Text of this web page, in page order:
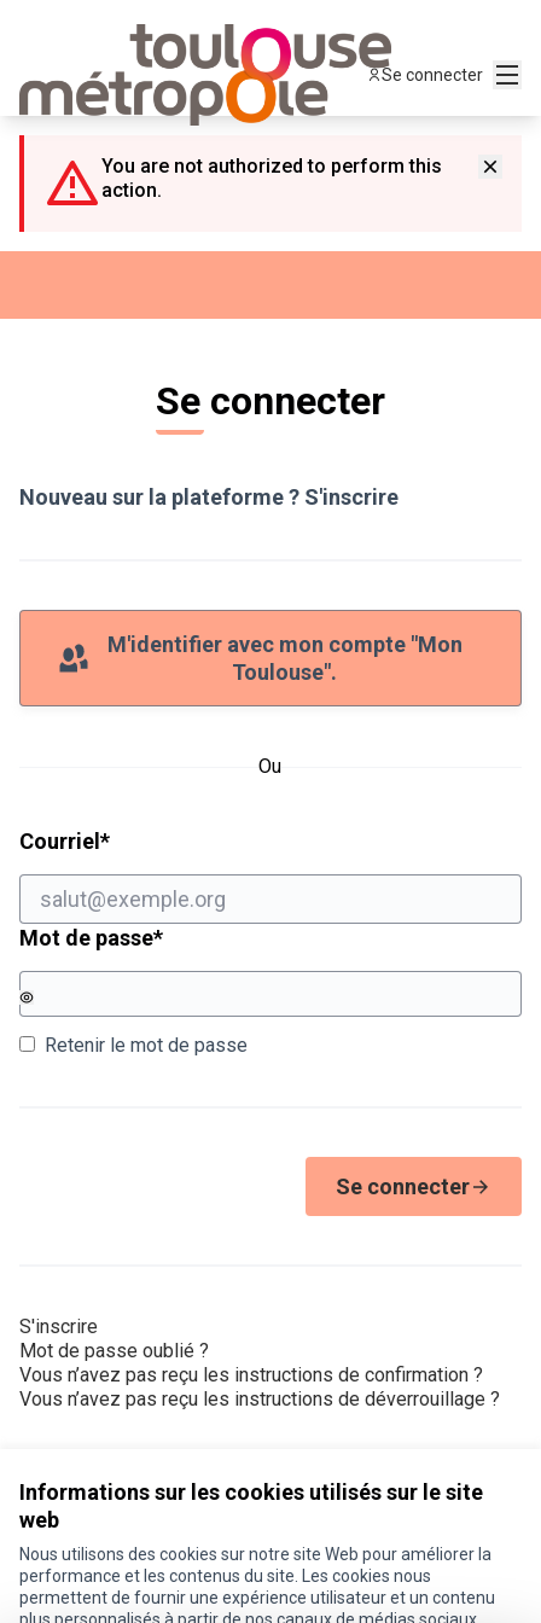
Informations sur les cookies utilisés sur le site
web
Nous utilisons des cookies sur notre site Web pour améliorer la
performance et les contenus du site. Les cookies nous
permettent de fournir une expérience utilisateur et un contenu
Se connecter
You are not authorized to perform this
action.
Se connecter
Nouveau sur la plateforme ? S'inscrire
M'identifier avec mon compte "Mon
Toulouse".
Ou
Courriel *Champ obligatoire
Mot de passe*Champ obligatoire
Retenir le mot de passe
Se connecter
S'inscrire
Mot de passe oublié ?
Vous n’avez pas reçu les instructions de confirmation ?
Vous n’avez pas reçu les instructions de déverrouillage ?
Conditions d'utilisation
Paramètres des cookies
Je participe ! sur X
Je participe ! sur Facebook
Je participe ! sur Instagram